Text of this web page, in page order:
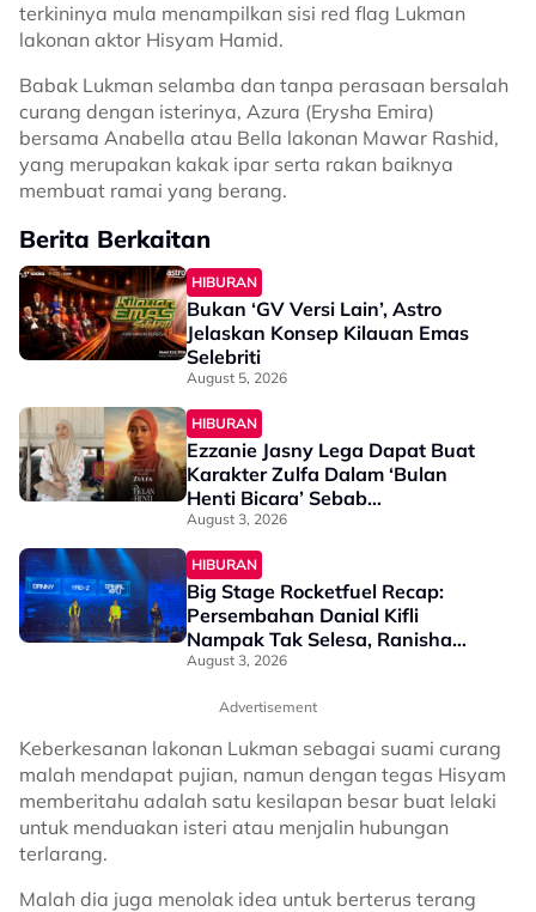
terkininya mula menampilkan sisi red flag Lukman
lakonan aktor Hisyam Hamid.
Babak Lukman selamba dan tanpa perasaan bersalah
curang dengan isterinya, Azura (Erysha Emira)
bersama Anabella atau Bella lakonan Mawar Rashid,
yang merupakan kakak ipar serta rakan baiknya
membuat ramai yang berang.
Berita Berkaitan
HIBURAN
Bukan ‘GV Versi Lain’, Astro
Jelaskan Konsep Kilauan Emas
Selebriti
August 5, 2026
HIBURAN
Ezzanie Jasny Lega Dapat Buat
Karakter Zulfa Dalam ‘Bulan
Henti Bicara’ Sebab…
August 3, 2026
HIBURAN
Big Stage Rocketfuel Recap:
Persembahan Danial Kifli
Nampak Tak Selesa, Ranisha
Pula 'Hampir Sempurna'
August 3, 2026
Advertisement
Keberkesanan lakonan Lukman sebagai suami curang
malah mendapat pujian, namun dengan tegas Hisyam
memberitahu adalah satu kesilapan besar buat lelaki
untuk menduakan isteri atau menjalin hubungan
terlarang.
Malah dia juga menolak idea untuk berterus terang